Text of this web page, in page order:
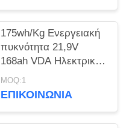
175wh/Kg Ενεργειακή
πυκνότητα 21,9V
168ah VDA Ηλεκτρική
μπαταρία οχήματος
για ηλεκτρικά σκούτερ
MOQ:1
ΕΠΙΚΟΙΝΩΝΊΑ